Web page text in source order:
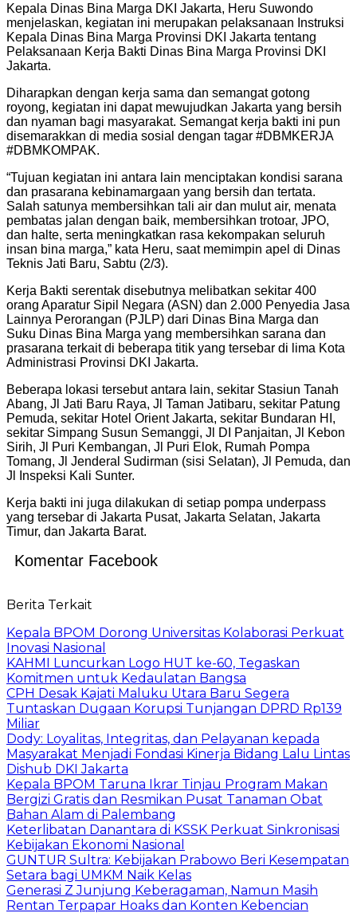
Kepala Dinas Bina Marga DKI Jakarta, Heru Suwondo
menjelaskan, kegiatan ini merupakan pelaksanaan Instruksi
Kepala Dinas Bina Marga Provinsi DKI Jakarta tentang
Pelaksanaan Kerja Bakti Dinas Bina Marga Provinsi DKI
Jakarta.
Diharapkan dengan kerja sama dan semangat gotong
royong, kegiatan ini dapat mewujudkan Jakarta yang bersih
dan nyaman bagi masyarakat. Semangat kerja bakti ini pun
disemarakkan di media sosial dengan tagar #DBMKERJA
#DBMKOMPAK.
“Tujuan kegiatan ini antara lain menciptakan kondisi sarana
dan prasarana kebinamargaan yang bersih dan tertata.
Salah satunya membersihkan tali air dan mulut air, menata
pembatas jalan dengan baik, membersihkan trotoar, JPO,
dan halte, serta meningkatkan rasa kekompakan seluruh
insan bina marga,” kata Heru, saat memimpin apel di Dinas
Teknis Jati Baru, Sabtu (2/3).
Kerja Bakti serentak disebutnya melibatkan sekitar 400
orang Aparatur Sipil Negara (ASN) dan 2.000 Penyedia Jasa
Lainnya Perorangan (PJLP) dari Dinas Bina Marga dan
Suku Dinas Bina Marga yang membersihkan sarana dan
prasarana terkait di beberapa titik yang tersebar di lima Kota
Administrasi Provinsi DKI Jakarta.
Beberapa lokasi tersebut antara lain, sekitar Stasiun Tanah
Abang, Jl Jati Baru Raya, Jl Taman Jatibaru, sekitar Patung
Pemuda, sekitar Hotel Orient Jakarta, sekitar Bundaran HI,
sekitar Simpang Susun Semanggi, Jl DI Panjaitan, Jl Kebon
Sirih, Jl Puri Kembangan, Jl Puri Elok, Rumah Pompa
Tomang, Jl Jenderal Sudirman (sisi Selatan), Jl Pemuda, dan
Jl Inspeksi Kali Sunter.
Kerja bakti ini juga dilakukan di setiap pompa underpass
yang tersebar di Jakarta Pusat, Jakarta Selatan, Jakarta
Timur, dan Jakarta Barat.
Komentar Facebook
Berita Terkait
Kepala BPOM Dorong Universitas Kolaborasi Perkuat
Inovasi Nasional
KAHMI Luncurkan Logo HUT ke-60, Tegaskan
Komitmen untuk Kedaulatan Bangsa
CPH Desak Kajati Maluku Utara Baru Segera
Tuntaskan Dugaan Korupsi Tunjangan DPRD Rp139
Miliar
Dody: Loyalitas, Integritas, dan Pelayanan kepada
Masyarakat Menjadi Fondasi Kinerja Bidang Lalu Lintas
Dishub DKI Jakarta
Kepala BPOM Taruna Ikrar Tinjau Program Makan
Bergizi Gratis dan Resmikan Pusat Tanaman Obat
Bahan Alam di Palembang
Keterlibatan Danantara di KSSK Perkuat Sinkronisasi
Kebijakan Ekonomi Nasional
GUNTUR Sultra: Kebijakan Prabowo Beri Kesempatan
Setara bagi UMKM Naik Kelas
Generasi Z Junjung Keberagaman, Namun Masih
Rentan Terpapar Hoaks dan Konten Kebencian